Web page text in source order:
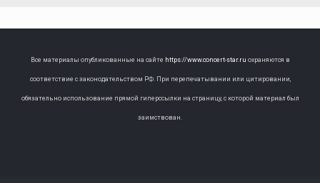
Все материалы опубликованные на сайте https://www.concert-star.ru охраняются в
соответствие с законодательством РФ. При перепечатывании или цитировании,
обязательно использование прямой гиперссылки на страницу, с которой материал был
заимствован.